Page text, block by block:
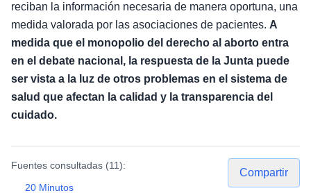
reciban la información necesaria de manera oportuna, una
medida valorada por las asociaciones de pacientes. A
medida que el monopolio del derecho al aborto entra
en el debate nacional, la respuesta de la Junta puede
ser vista a la luz de otros problemas en el sistema de
salud que afectan la calidad y la transparencia del
cuidado.
Fuentes consultadas (11):
20 Minutos
Compartir